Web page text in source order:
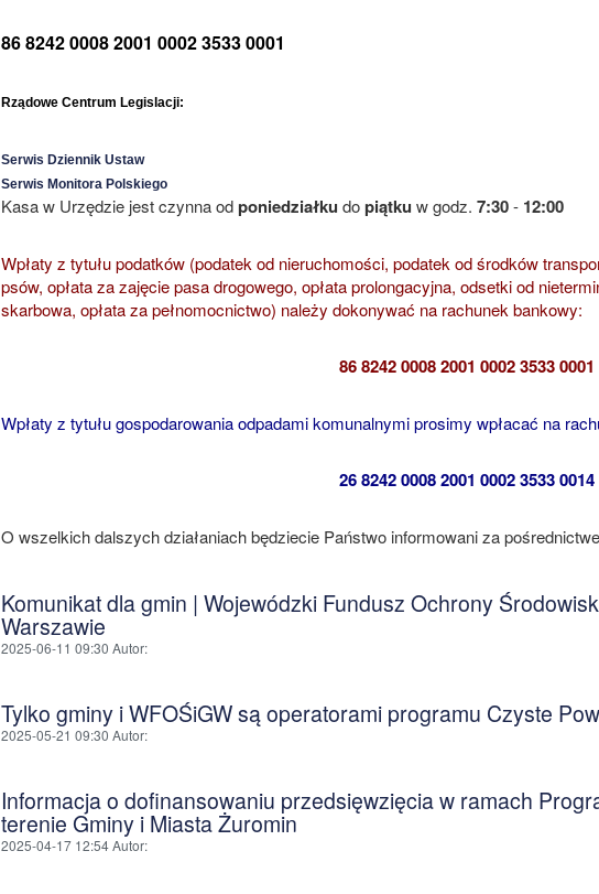
86 8242 0008 2001 0002 3533 0001
Rządowe Centrum Legislacji:
Serwis Dziennik Ustaw
Serwis Monitora Polskiego
Kasa w Urzędzie jest czynna odponiedziałku dopiątku w godz. 7:30- 12:00
Wpłaty z tytułu podatków (podatek od nieruchomości, podatek od środków
psów, opłata za zajęcie pasa drogowego, opłata prolongacyjna, odsetki od
skarbowa, opłata za pełnomocnictwo) należy dokonywać na rachunek bankowy:
86 8242 0008 2001 0002 3533 0001
Wpłaty z tytułu gospodarowania odpadami komunalnymi prosimy wpłacać na
26 8242 0008 2001 0002 3533 0014
O wszelkich dalszych działaniach będziecie Państwo informowani za
Komunikat dla gmin | Wojewódzki Fundusz Ochrony
Warszawie
2025-06-11 09:30 Autor:
Tylko gminy i WFOŚiGW są operatorami programu Czyste
2025-05-21 09:30 Autor:
Informacja o dofinansowaniu przedsięwzięcia w ramach
terenie Gminy i Miasta Żuromin
2025-04-17 12:54Autor: